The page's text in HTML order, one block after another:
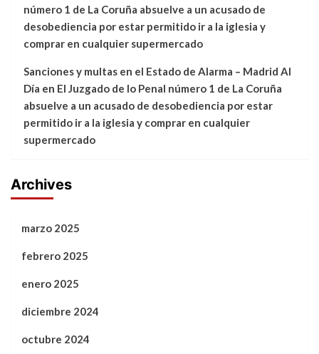
número 1 de La Coruña absuelve a un acusado de
desobediencia por estar permitido ir a la iglesia y
comprar en cualquier supermercado
Sanciones y multas en el Estado de Alarma – Madrid Al
Día en El Juzgado de lo Penal número 1 de La Coruña
absuelve a un acusado de desobediencia por estar
permitido ir a la iglesia y comprar en cualquier
supermercado
Archives
marzo 2025
febrero 2025
enero 2025
diciembre 2024
octubre 2024